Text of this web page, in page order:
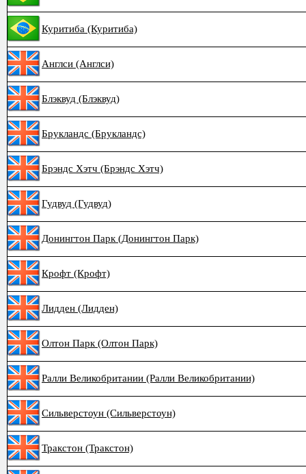
Куритиба (Куритиба)
Англси (Англси)
Блэквуд (Блэквуд)
Брукландс (Брукландс)
Брэндс Хэтч (Брэндс Хэтч)
Гудвуд (Гудвуд)
Донингтон Парк (Донингтон Парк)
Крофт (Крофт)
Лидден (Лидден)
Олтон Парк (Олтон Парк)
Ралли Великобритании (Ралли Великобритании)
Сильверстоун (Сильверстоун)
Тракстон (Тракстон)